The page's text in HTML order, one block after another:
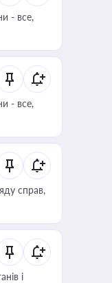
- все,
- все,
справ,
і